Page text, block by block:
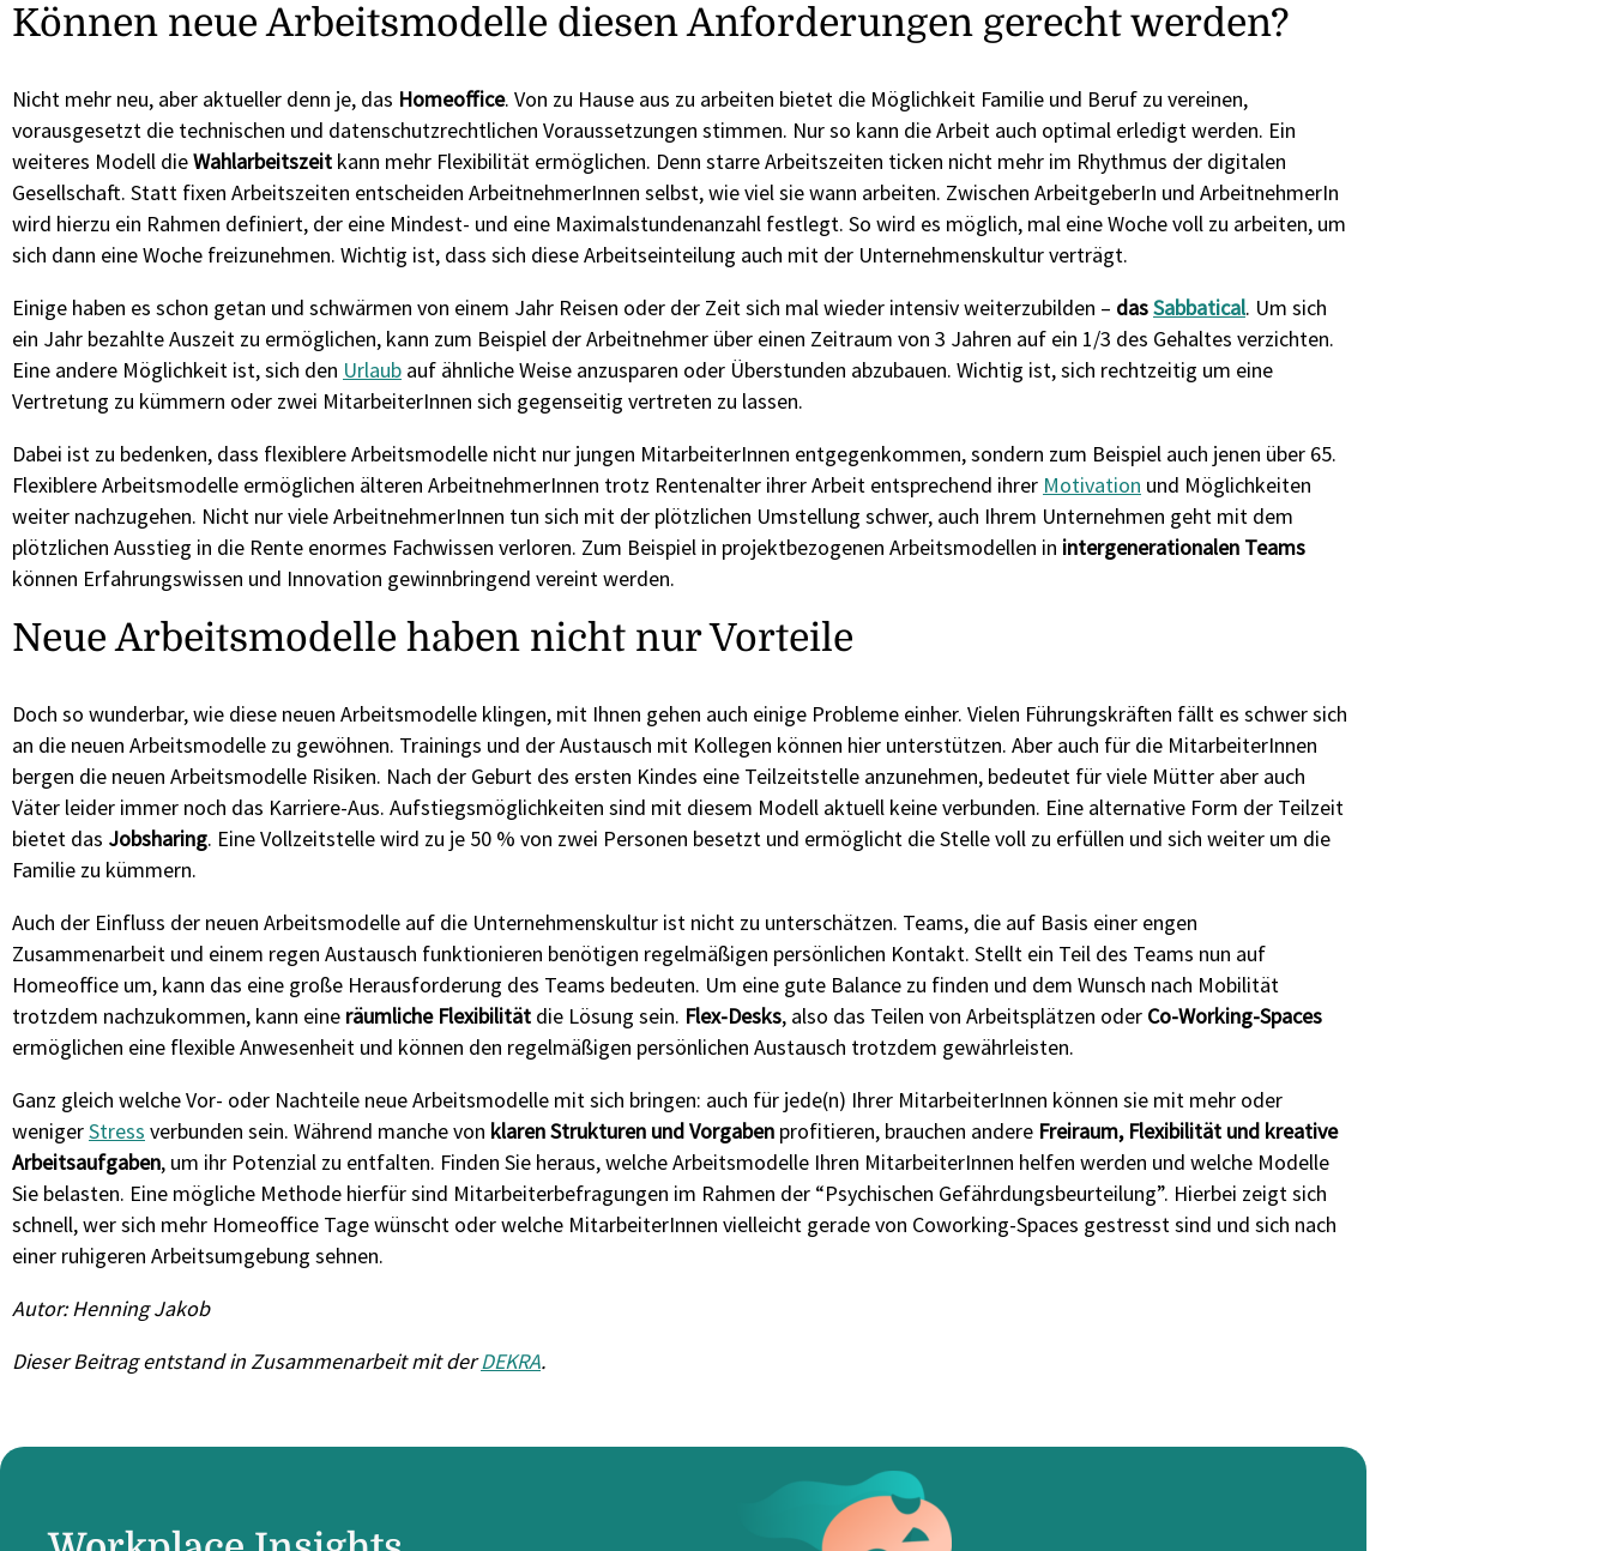
Können neue Arbeitsmodelle diesen Anforderungen gerecht werden?
Nicht mehr neu, aber aktueller denn je, das Homeoffice. Von zu Hause aus zu arbeiten bietet die Möglichkeit Familie und Beruf zu vereinen,
vorausgesetzt die technischen und datenschutzrechtlichen Voraussetzungen stimmen. Nur so kann die Arbeit auch optimal erledigt werden. Ein
weiteres Modell dieWahlarbeitszeit kann mehr Flexibilität ermöglichen. Denn starre Arbeitszeiten ticken nicht mehr im Rhythmus der digitalen
Gesellschaft. Statt fixen Arbeitszeiten entscheiden ArbeitnehmerInnen selbst, wie viel sie wann arbeiten. Zwischen ArbeitgeberIn und ArbeitnehmerIn
wird hierzu ein Rahmen definiert, der eine Mindest- und eine Maximalstundenanzahl festlegt. So wird es möglich, mal eine Woche voll zu arbeiten, um
sich dann eine Woche freizunehmen. Wichtig ist, dass sich diese Arbeitseinteilung auch mit der Unternehmenskultur verträgt.
Einige haben es schon getan und schwärmen von einem Jahr Reisen oder der Zeit sich mal wieder intensiv weiterzubilden – dasSabbatical. Um sich
ein Jahr bezahlte Auszeit zu ermöglichen, kann zum Beispiel der Arbeitnehmer über einen Zeitraum von 3 Jahren auf ein 1/3 des Gehaltes verzichten.
Eine andere Möglichkeit ist, sich den Urlaub auf ähnliche Weise anzusparen oder Überstunden abzubauen. Wichtig ist, sich rechtzeitig um eine
Vertretung zu kümmern oder zwei MitarbeiterInnen sich gegenseitig vertreten zu lassen.
Dabei ist zu bedenken, dass flexiblere Arbeitsmodelle nicht nur jungen MitarbeiterInnen entgegenkommen, sondern zum Beispiel auch jenen über 65.
Flexiblere Arbeitsmodelle ermöglichen älteren ArbeitnehmerInnen trotz Rentenalter ihrer Arbeit entsprechend ihrer Motivation und Möglichkeiten
weiter nachzugehen. Nicht nur viele ArbeitnehmerInnen tun sich mit der plötzlichen Umstellung schwer, auch Ihrem Unternehmen geht mit dem
plötzlichen Ausstieg in die Rente enormes Fachwissen verloren. Zum Beispiel in projektbezogenen Arbeitsmodellen in intergenerationalen Teams
können Erfahrungswissen und Innovation gewinnbringend vereint werden.
Neue Arbeitsmodelle haben nicht nur Vorteile
Doch so wunderbar, wie diese neuen Arbeitsmodelle klingen, mit Ihnen gehen auch einige Probleme einher. Vielen Führungskräften fällt es schwer sich
an die neuen Arbeitsmodelle zu gewöhnen. Trainings und der Austausch mit Kollegen können hier unterstützen. Aber auch für die MitarbeiterInnen
bergen die neuen Arbeitsmodelle Risiken. Nach der Geburt des ersten Kindes eine Teilzeitstelle anzunehmen, bedeutet für viele Mütter aber auch
Väter leider immer noch das Karriere-Aus. Aufstiegsmöglichkeiten sind mit diesem Modell aktuell keine verbunden. Eine alternative Form der Teilzeit
bietet das Jobsharing. Eine Vollzeitstelle wird zu je 50 % von zwei Personen besetzt und ermöglicht die Stelle voll zu erfüllen und sich weiter um die
Familie zu kümmern.
Auch der Einfluss der neuen Arbeitsmodelle auf die Unternehmenskultur ist nicht zu unterschätzen. Teams, die auf Basis einer engen
Zusammenarbeit und einem regen Austausch funktionieren benötigen regelmäßigen persönlichen Kontakt. Stellt ein Teil des Teams nun auf
Homeoffice um, kann das eine große Herausforderung des Teams bedeuten. Um eine gute Balance zu finden und dem Wunsch nach Mobilität
trotzdem nachzukommen, kann eine räumliche Flexibilität die Lösung sein. Flex-Desks, also das Teilen von Arbeitsplätzen oder Co-Working-Spaces
ermöglichen eine flexible Anwesenheit und können den regelmäßigen persönlichen Austausch trotzdem gewährleisten.
Ganz gleich welche Vor- oder Nachteile neue Arbeitsmodelle mit sich bringen: auch für jede(n) Ihrer MitarbeiterInnen können sie mit mehr oder
wenigerStress verbunden sein. Während manche von klaren Strukturen und Vorgaben profitieren, brauchen andere Freiraum, Flexibilität und kreative
Arbeitsaufgaben, um ihr Potenzial zu entfalten. Finden Sie heraus, welche Arbeitsmodelle Ihren MitarbeiterInnen helfen werden und welche Modelle
Sie belasten. Eine mögliche Methode hierfür sind Mitarbeiterbefragungen im Rahmen der “Psychischen Gefährdungsbeurteilung”. Hierbei zeigt sich
schnell, wer sich mehr Homeoffice Tage wünscht oder welche MitarbeiterInnen vielleicht gerade von Coworking-Spaces gestresst sind und sich nach
einer ruhigeren Arbeitsumgebung sehnen.
Autor: Henning Jakob
Dieser Beitrag entstand in Zusammenarbeit mit derDEKRA.